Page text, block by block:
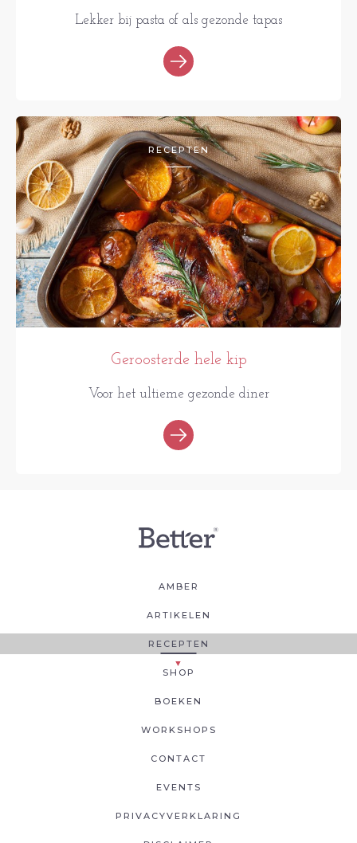
Lekker bij pasta of als gezonde tapas
RECEPTEN
Geroosterde hele kip
Voor het ultieme gezonde diner
AMBER
ARTIKELEN
RECEPTEN
SHOP
BOEKEN
WORKSHOPS
CONTACT
EVENTS
PRIVACYVERKLARING